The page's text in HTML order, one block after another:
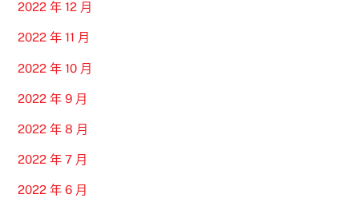
2022 年 12 月
2022 年 11 月
2022 年 10 月
2022 年 9 月
2022 年 8 月
2022 年 7 月
2022 年 6 月